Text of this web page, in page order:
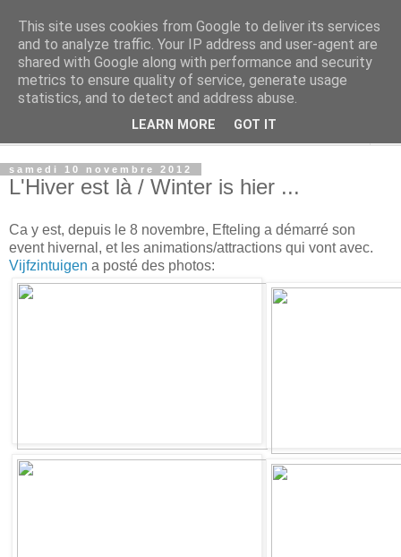
Rue Efteling
Le blog francophone non officiel dédié à Efteling
samedi 10 novembre 2012
L'Hiver est là / Winter is hier ...
Ca y est, depuis le 8 novembre, Efteling a démarré son
event hivernal, et les animations/attractions qui vont avec.
Vijfzintuigen a posté des photos:
This site uses cookies from Google to deliver its services
and to analyze traffic. Your IP address and user-agent are
shared with Google along with performance and security
metrics to ensure quality of service, generate usage
statistics, and to detect and address abuse.
LEARN MORE GOT IT